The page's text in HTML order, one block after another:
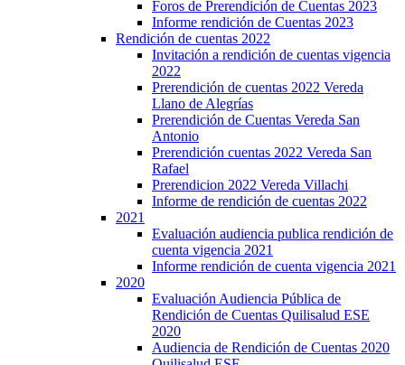
Foros de Prerendición de Cuentas 2023
Informe rendición de Cuentas 2023
Rendición de cuentas 2022
Invitación a rendición de cuentas vigencia
2022
Prerendición de cuentas 2022 Vereda
Llano de Alegrías
Prerendición de Cuentas Vereda San
Antonio
Prerendición cuentas 2022 Vereda San
Rafael
Prerendicion 2022 Vereda Villachi
Informe de rendición de cuentas 2022
2021
Evaluación audiencia publica rendición de
cuenta vigencia 2021
Informe rendición de cuenta vigencia 2021
2020
Evaluación Audiencia Pública de
Rendición de Cuentas Quilisalud ESE
2020
Audiencia de Rendición de Cuentas 2020